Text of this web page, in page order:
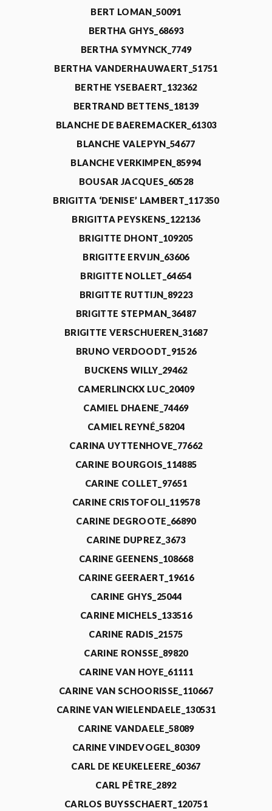
BERT LOMAN_50091
BERTHA GHYS_68693
BERTHA SYMYNCK_7749
BERTHA VANDERHAUWAERT_51751
BERTHE YSEBAERT_132362
BERTRAND BETTENS_18139
BLANCHE DE BAEREMACKER_61303
BLANCHE VALEPYN_54677
BLANCHE VERKIMPEN_85994
BOUSAR JACQUES_60528
BRIGITTA ‘DENISE’ LAMBERT_117350
BRIGITTA PEYSKENS_122136
BRIGITTE DHONT_109205
BRIGITTE ERVIJN_63606
BRIGITTE NOLLET_64654
BRIGITTE RUTTIJN_89223
BRIGITTE STEPMAN_36487
BRIGITTE VERSCHUEREN_31687
BRUNO VERDOODT_91526
BUCKENS WILLY_29462
CAMERLINCKX LUC_20409
CAMIEL DHAENE_74469
CAMIEL REYNÉ_58204
CARINA UYTTENHOVE_77662
CARINE BOURGOIS_114885
CARINE COLLET_97651
CARINE CRISTOFOLI_119578
CARINE DEGROOTE_66890
CARINE DUPREZ_3673
CARINE GEENENS_108668
CARINE GEERAERT_19616
CARINE GHYS_25044
CARINE MICHELS_133516
CARINE RADIS_21575
CARINE RONSSE_89820
CARINE VAN HOYE_61111
CARINE VAN SCHOORISSE_110667
CARINE VAN WIELENDAELE_130531
CARINE VANDAELE_58089
CARINE VINDEVOGEL_80309
CARL DE KEUKELEERE_60367
CARL PÊTRE_2892
CARLOS BUYSSCHAERT_120751